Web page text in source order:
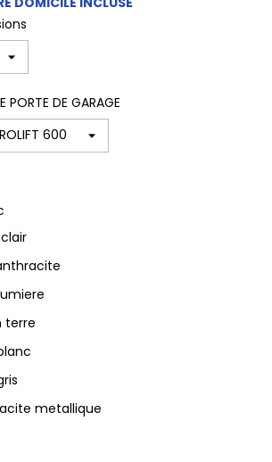
PORTE DE GARAGE
clair
terre
metallique